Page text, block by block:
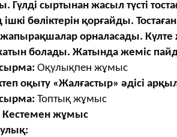
Гүлді сыртынан жасыл түсті
ішкі бөліктерін қорғайды.
жапырақшалар орналасады.
болады. Жатында жеміс
Оқулықпен жұмыс
оқыту «Жалғастыр» әдісі
Топтық жұмыс
Кестемен жұмыс